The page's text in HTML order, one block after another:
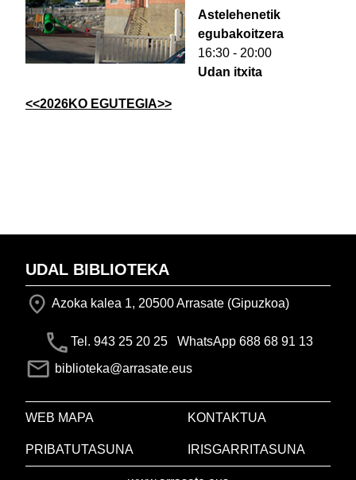
Astelehenetik
egubakoitzera
16:30 - 20:00
Udan itxita
<<2026KO EGUTEGIA>>
UDAL BIBLIOTEKA
Azoka kalea 1, 20500 Arrasate (Gipuzkoa)
Tel. 943 25 20 25 WhatsApp 688 68 91 13
biblioteka@arrasate.eus
WEB MAPA KONTAKTUA
PRIBATUTASUNA IRISGARRITASUNA